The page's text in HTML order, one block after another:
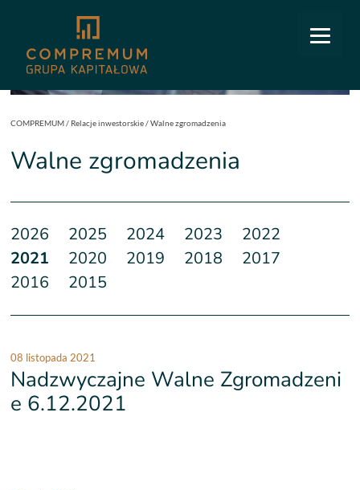
COMPREMUM/ Relacje inwestorskie/Walne zgromadzenia
Walne zgromadzenia
2026 2025 2024 2023
2022
2021
2020 2019 2018
2017
2016
2015
08 listopada 2021
Nadzwyczajne Walne Zgromadzeni
e 6.12.2021